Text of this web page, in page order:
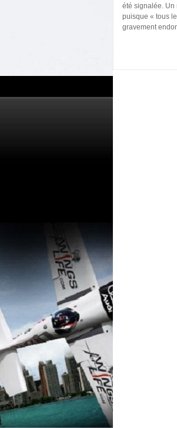
été signalée. Un
puisque « tous
gravement